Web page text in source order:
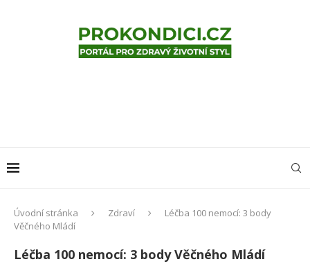
Úvodní stránka Zdraví
Léčba 100 nemocí: 3 body
Věčného Mládí
Léčba 100 nemocí: 3 body Věčného Mládí